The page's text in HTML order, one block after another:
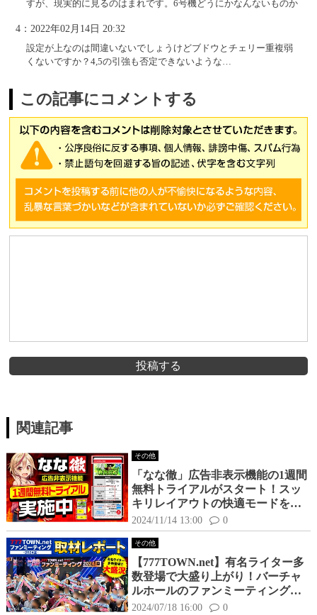
すが、現実的に見るのはまれです。6号機どうにかなんないものか
4：2022年02月14日 20:32
設定が上なのは間違いないでしょうけどブドウとチェリー重複弱
くないですか？4,5の引強も否定できないような…
この記事にコメントする
投稿する
関連記事
その他
「なな徹」広告非表示機能の1週間
無料トライアルがスタート！スッ
キリレイアウトの快適モードを体
感してみよう！
2024/11/14 13:00 0
その他
【777TOWN.net】有名ライター多
数登場で大盛り上がり！バーチャ
ルホールのファンミーティングが
面白かった！
2024/07/18 16:00 0